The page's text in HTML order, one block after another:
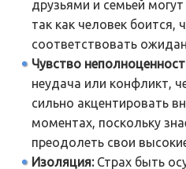
друзьями и семьей
так как человек боится,
соответствовать
Чувство
неудача или конфликт,
сильно акцентировать
моментах, поскольку
преодолеть свои
Изоляция:Страх быть